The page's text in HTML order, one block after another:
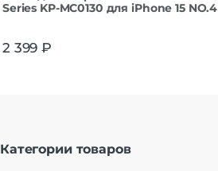
Series KP-MC0130 для iPhone 15 NO.4
2 399 ₽
Категории товаров